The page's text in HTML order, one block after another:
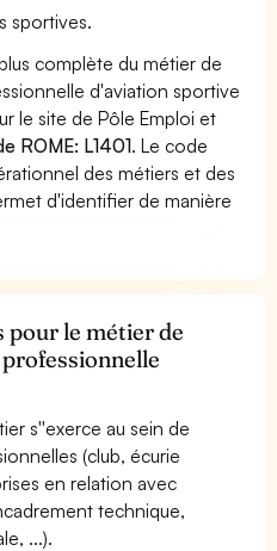
sportives.
complète du métier de
d'aviation sportive
le site de Pôle Emploi et
ROME: L1401. Le code
des métiers et des
d'identifier de manière
pour le métier de
s''exerce au sein de
(club, écurie
en relation avec
technique,
...).